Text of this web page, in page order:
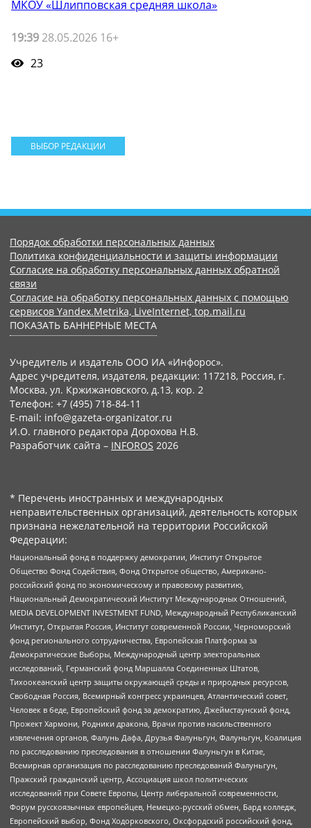
МКОУ «Шлипповская средняя школа»
19:39 28.05.2026 16+
23
ВЫБОР РЕДАКЦИИ
Порядок обработки персональных данных
Политика конфиденциальности и защиты информации
Согласие на обработку персональных данных обратной
связи
Согласие на обработку персональных данных с помощью
сервисов Yandex.Metrika, LiveInternet, top.mail.ru
ПОКАЗАТЬ БАННЕРНЫЕ МЕСТА
Учредитель и издатель ООО ИА «Инфорос».
Адрес учредителя, издателя, редакции: 117218, Россия, г.
Москва, ул. Кржижановского, д.13, кор. 2
Телефон: +7 (495) 718-84-11
E-mail: info@gazeta-organizator.ru
И.О. главного редактора Дорохова Н.В.
Разработчик сайта – INFOROS 2026
* Перечень иностранных и международных
неправительственных организаций, деятельность которых
признана нежелательной на территории Российской
Федерации:
Национальный фонд в поддержку демократии, Институт Открытое
Общество Фонд Содействия, Фонд Открытое общество, Американо-
российский фонд по экономическому и правовому развитию,
Национальный Демократический Институт Международных Отношений,
MEDIA DEVELOPMENT INVESTMENT FUND, Международный Республиканский
Институт, Открытая Россия, Институт современной России, Черноморский
фонд регионального сотрудничества, Европейская Платформа за
Демократические Выборы, Международный центр электоральных
исследований, Германский фонд Маршалла Соединенных Штатов,
Тихоокеанский центр защиты окружающей среды и природных ресурсов,
Свободная Россия, Всемирный конгресс украинцев, Атлантический совет,
Человек в беде, Европейский фонд за демократию, Джеймстаунский фонд,
Прожект Хармони, Родники дракона, Врачи против насильственного
извлечения органов, Фалунь Дафа, Друзья Фалуньгун, Фалуньгун, Коалиция
по расследованию преследования в отношении Фалуньгун в Китае,
Всемирная организация по расследованию преследований Фалуньгун,
Пражский гражданский центр, Ассоциация школ политических
исследований при Совете Европы, Центр либеральной современности,
Форум русскоязычных европейцев, Немецко-русский обмен, Бард колледж,
Европейский выбор, Фонд Ходорковского, Оксфордский российский фонд,